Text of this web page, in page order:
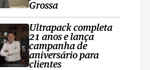
Grossa
Ultrapack completa
21 anos e lança
campanha de
aniversário para
clientes